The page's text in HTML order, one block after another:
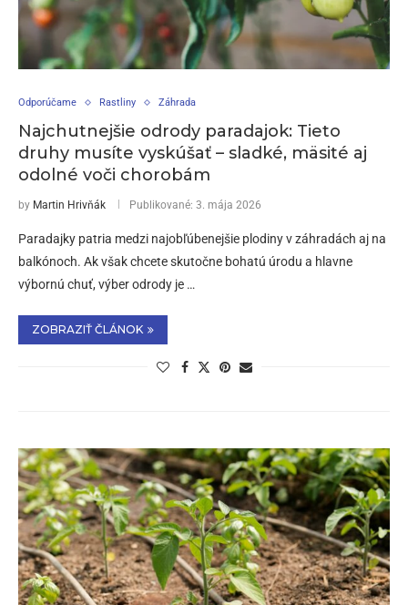
Odporúčame Rastliny Záhrada
Najchutnejšie odrody paradajok: Tieto
druhy musíte vyskúšať – sladké, mäsité aj
odolné voči chorobám
by Martin Hrivňák Publikované: 3. mája 2026
Paradajky patria medzi najobľúbenejšie plodiny v záhradách aj na
balkónoch. Ak však chcete skutočne bohatú úrodu a hlavne
výbornú chuť, výber odrody je …
ZOBRAZIŤ ČLÁNOK